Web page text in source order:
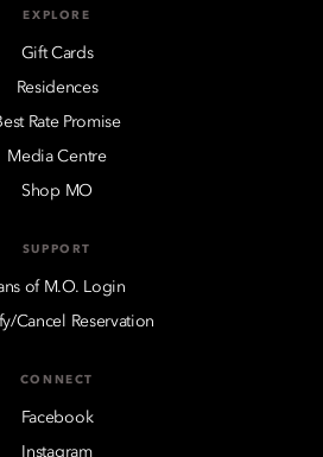
EXPLORE
Gift Cards
Residences
Rate Promise
Media Centre
Shop MO
SUPPORT
of M.O. Login
Cancel Reservation
CONNECT
Facebook
Instagram